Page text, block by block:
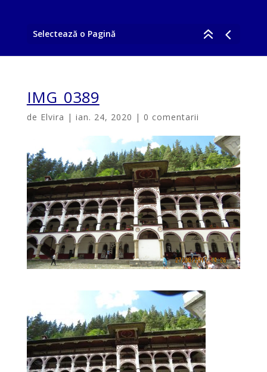
Selectează o Pagină
IMG_0389
de Elvira | ian. 24, 2020 | 0 comentarii